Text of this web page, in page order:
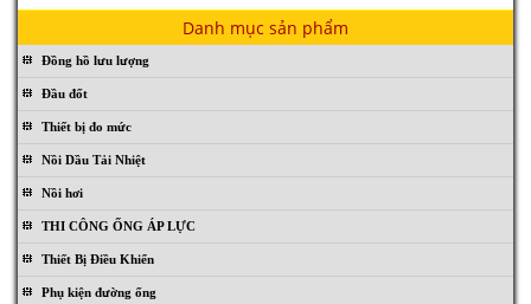
Danh mục sản phẩm
Đồng hồ lưu lượng
Đầu đốt
Thiết bị đo mức
Nồi Dầu Tải Nhiệt
Nồi hơi
THI CÔNG ỐNG ÁP LỰC
Thiết Bị Điều Khiển
Phụ kiện đường ống